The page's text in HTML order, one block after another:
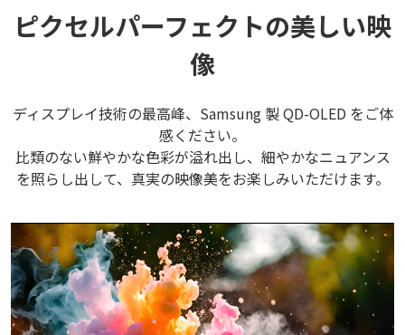
ピクセルパーフェクトの美しい映
像
ディスプレイ技術の最高峰、Samsung 製 QD-OLED をご体
感ください。
比類のない鮮やかな色彩が溢れ出し、細やかなニュアンス
を照らし出して、真実の映像美をお楽しみいただけます。